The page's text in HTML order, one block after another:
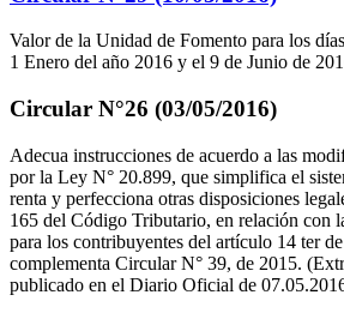
Valor de la Unidad de Fomento para los
1 Enero del año 2016 y el 9 de Junio de
Circular N°26 (03/05/2016)
Adecua instrucciones de acuerdo a las
por la Ley N° 20.899, que simplifica el
renta y perfecciona otras disposiciones
165 del Código Tributario, en relación con
para los contribuyentes del artículo 14 ter
complementa Circular N° 39, de 2015.
publicado en el Diario Oficial de